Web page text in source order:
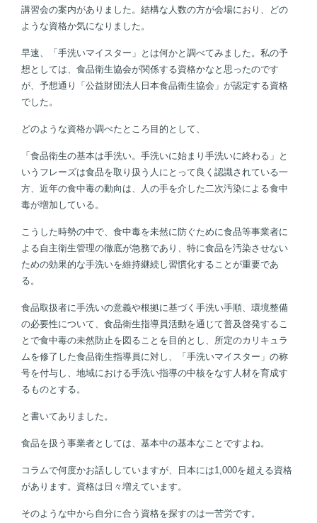
講習会の案内がありました。結構な人数の方が会場におり、どの
ような資格か気になりました。
早速、「手洗いマイスター」とは何かと調べてみました。私の予
想としては、食品衛生協会が関係する資格かなと思ったのです
が、予想通り「公益財団法人日本食品衛生協会」が認定する資格
でした。
どのような資格か調べたところ目的として、
「食品衛生の基本は手洗い。手洗いに始まり手洗いに終わる」と
いうフレーズは食品を取り扱う人にとって良く認識されている一
方、近年の食中毒の動向は、人の手を介した二次汚染による食中
毒が増加している。
こうした時勢の中で、食中毒を未然に防ぐために食品等事業者に
よる自主衛生管理の徹底が急務であり、特に食品を汚染させない
ための効果的な手洗いを維持継続し習慣化することが重要であ
る。
食品取扱者に手洗いの意義や根拠に基づく手洗い手順、環境整備
の必要性について、食品衛生指導員活動を通じて普及啓発するこ
とで食中毒の未然防止を図ることを目的とし、所定のカリキュラ
ムを修了した食品衛生指導員に対し、「手洗いマイスター」の称
号を付与し、地域における手洗い指導の中核をなす人材を育成す
るものとする。
と書いてありました。
食品を扱う事業者としては、基本中の基本なことですよね。
コラムで何度かお話ししていますが、日本には1,000を超える資格
があります。資格は日々増えています。
そのような中から自分に合う資格を探すのは一苦労です。